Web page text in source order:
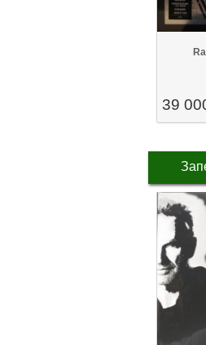
39